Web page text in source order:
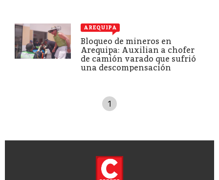
AREQUIPA
Bloqueo de mineros en
Arequipa: Auxilian a chofer
de camión varado que sufrió
una descompensación
1